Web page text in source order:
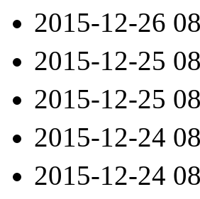
2015-12-26
2015-12-25
2015-12-25
2015-12-24
2015-12-24